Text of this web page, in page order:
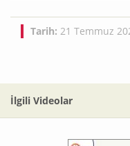
Tarih: 21 Temmuz
İlgili Videolar